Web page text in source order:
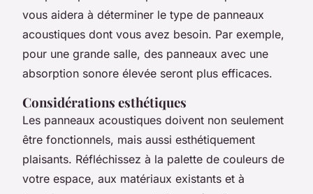
vous aidera à déterminer le type de panneaux
acoustiques dont vous avez besoin. Par exemple,
pour une grande salle, des panneaux avec une
absorption sonore élevée seront plus efficaces.
Considérations esthétiques
Les panneaux acoustiques doivent non seulement
être fonctionnels, mais aussi esthétiquement
plaisants. Réfléchissez à la palette de couleurs de
votre espace, aux matériaux existants et à